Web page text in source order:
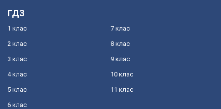
ГДЗ
1 клас
2 клас
3 клас
4 клас
5 клас
6 клас
7 клас
8 клас
9 клас
10 клас
11 клас